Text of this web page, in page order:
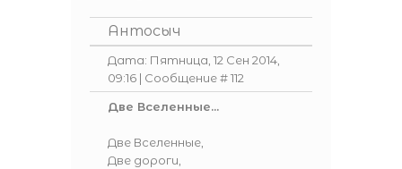
Антосыч
Дата: Пятница, 12 Сен 2014,
09:16 | Сообщение #112
Две Вселенные...
Две Вселенные,
Две дороги,